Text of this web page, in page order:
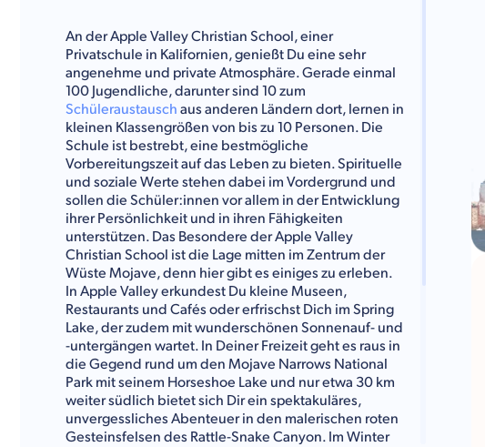
An der Apple Valley Christian School, einer
Privatschule in Kalifornien, genießt Du eine sehr
angenehme und private Atmosphäre. Gerade einmal
100 Jugendliche, darunter sind 10 zum
Schüleraustausch aus anderen Ländern dort, lernen in
kleinen Klassengrößen von bis zu 10 Personen. Die
Schule ist bestrebt, eine bestmögliche
Vorbereitungszeit auf das Leben zu bieten. Spirituelle
und soziale Werte stehen dabei im Vordergrund und
sollen die Schüler:innen vor allem in der Entwicklung
ihrer Persönlichkeit und in ihren Fähigkeiten
unterstützen. Das Besondere der Apple Valley
Christian School ist die Lage mitten im Zentrum der
Wüste Mojave, denn hier gibt es einiges zu erleben.
In Apple Valley erkundest Du kleine Museen,
Restaurants und Cafés oder erfrischst Dich im Spring
Lake, der zudem mit wunderschönen Sonnenauf- und
-untergängen wartet. In Deiner Freizeit geht es raus in
die Gegend rund um den Mojave Narrows National
Park mit seinem Horseshoe Lake und nur etwa 30 km
weiter südlich bietet sich Dir ein spektakuläres,
unvergessliches Abenteuer in den malerischen roten
Gesteinsfelsen des Rattle-Snake Canyon. Im Winter